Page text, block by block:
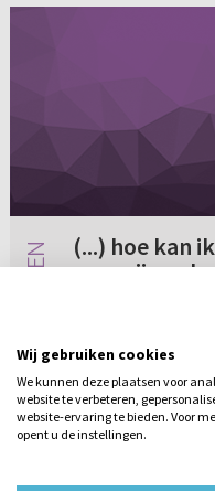
(...) hoe kan
van mijn
hebben over 't
geloof' uitkomen
twijfel? Ik
overtuigen van
Geen reacties
Wij gebruiken cookies
We kunnen deze plaatsen voor
website te verbeteren,
website-ervaring te bieden. Voor
opent u de instellingen.